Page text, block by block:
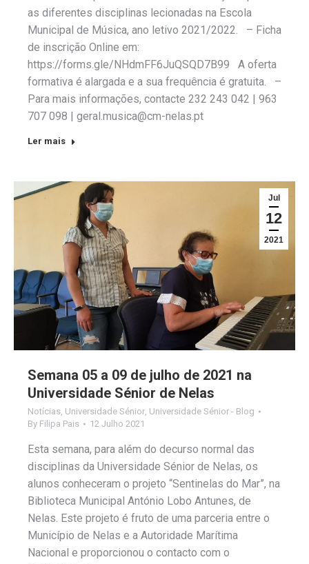
as diferentes disciplinas lecionadas na Escola
Municipal de Música, ano letivo 2021/2022. – Ficha
de inscrição Online em:
https://forms.gle/NHdmFF6JuQSQD7B99 A oferta
formativa é alargada e a sua frequência é gratuita. –
Para mais informações, contacte 232 243 042 | 963
707 098 | geral.musica@cm-nelas.pt
Ler mais
Jul
12
2021
Semana 05 a 09 de julho de 2021 na
Universidade Sénior de Nelas
Notícias Universidade Sénior Universidade Sénior - Blog
By Filipa Pais 12 Julho 2021
Esta semana, para além do decurso normal das
disciplinas da Universidade Sénior de Nelas, os
alunos conheceram o projeto “Sentinelas do Mar”, na
Biblioteca Municipal António Lobo Antunes, de
Nelas. Este projeto é fruto de uma parceria entre o
Município de Nelas e a Autoridade Marítima
Nacional e proporcionou o contacto com o